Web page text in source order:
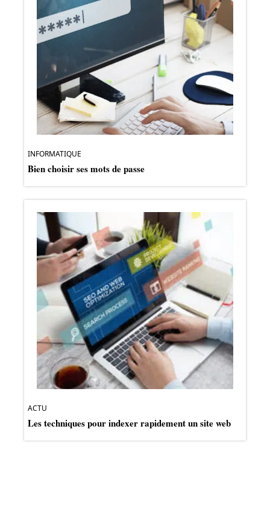
INFORMATIQUE
Bien choisir ses mots de passe
ACTU
Les techniques pour indexer rapidement un site web